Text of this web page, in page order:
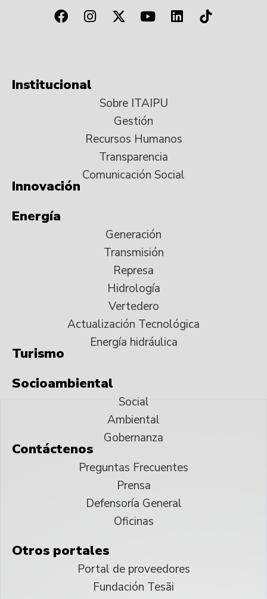
Institucional
Sobre ITAIPU
Gestión
Recursos Humanos
Transparencia
Comunicación Social
Innovación
Energía
Generación
Transmisión
Represa
Hidrología
Vertedero
Actualización Tecnológica
Energía hidráulica
Turismo
Socioambiental
Social
Ambiental
Gobernanza
Contáctenos
Preguntas Frecuentes
Prensa
Defensoría General
Oficinas
Otros portales
Portal de proveedores
Fundación Tesãi